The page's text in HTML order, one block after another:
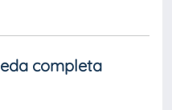
completa